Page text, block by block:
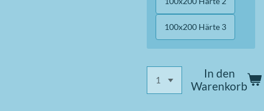
100x200 Härte 3
In den
Warenkorb